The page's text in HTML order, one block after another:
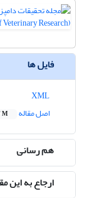
فایل ها
اصل مقاله
M
هم رسانی
ارجاع به این